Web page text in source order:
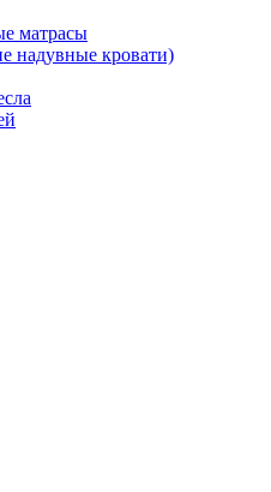
матрасы
надувные кровати)